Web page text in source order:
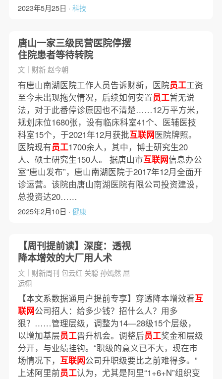
2023年5月25日 · 科技
唐山一家三级民营医院停摆
住院患者等待转院
文｜财新 赵今朝
有唐山南湖医院工作人员告诉财新，医院员工工资
至今未出现拖欠情况，后续如何安置员工暂无说
法，对于此番停诊原因也不清楚……12万平方米，
规划床位1680张，设有临床科室41个、医辅医技
科室15个，于2021年12月获批互联网医院牌照。
医院现有员工1700余人，其中，博士研究生20
人、硕士研究生150人。 据唐山市互联网信息办公
室“唐山发布”，唐山南湖医院于2017年12月全面开
诊运营。该院由唐山南湖医院有限公司投资建设，
总投资达20……
2025年2月10日 · 健康
【周刊提前读】深度：透视
降本增效的大厂用人术
文｜财新周刊 包云红 关聪 孙嫣然 屈
运栩
【本文系数据通用户提前专享】穿透降本增效看互
联网公司招人：给多少钱？招什么人？用多
狠？……管理层级，调整为14—28级15个层级，
以增加基层员工晋升机会。调整后员工奖金和层级
分开，与业绩挂钩。“职级的意义已不大，现在市
场情况下， 互联网公司升职级要比之前难得多。”
上述阿里前员工认为，尤其是阿里“1+6+N”组织变